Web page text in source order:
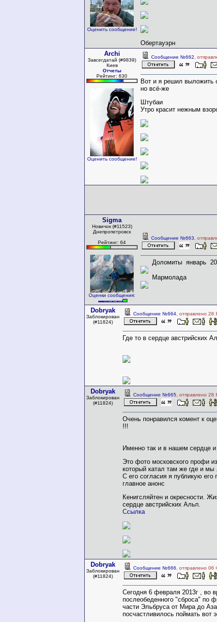
Оценить сообщение!
Обертауэрн
Archi
Завсегдатай (#9839)
Киев
Отчеты
Рейтинг: 630
Оценить сообщение!
Сообщение №662 ,
Вот и я решил выложить
но всё-же
Штубаи
Утро красит нежным
Sigma
Новичок (#11523)
Днепропетровск
Рейтинг: 64
Оценки сообщения:
Сообщение №663 ,
Доломиты январь
Мармолада
Dobryak
Заблокирован
(#11824)
Сообщение №664 , отправлено
Где то в сердце австрийских
Dobryak
Заблокирован
(#11824)
Сообщение №665 , отправлено
Очень понравился комент к
!!!
Именно так и в нашем сердце
Это фото московского профи
который катал там же где и мы
С его согласия я публикую его
главное анонс
Кенигсляйтен и окресности.
сердце австрийских Альп.
Ссылка
Dobryak
Заблокирован
(#11824)
Сообщение №666 , отправлено
Сегодня 6 февраля 2013г , во
послеобеденного "сброса" по
части Эльбруса от Мира до
посчастливилось поймать вот